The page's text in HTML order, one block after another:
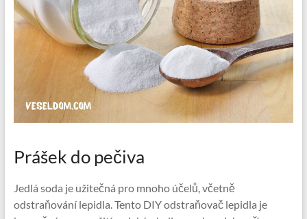
Prášek do pečiva
Jedlá soda je užitečná pro mnoho účelů, včetně
odstraňování lepidla. Tento DIY odstraňovač lepidla je